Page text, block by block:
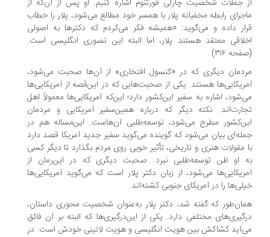
جملات شخصیت چارلی فورتنوم اشاره کنیم. او پس از آن‌که از
رابطه مخفیانه پلار با همسر خود مطالع می‌شود، پلار را خطاب
داده و می‌گوید: «همیشه فکر می‌کردم که دکترها به اصولی
معتقد هستند پلار، اما البته این تصوری انگلیسی است.
۳۱۶)‌
دیگری که در «کنسول افتخاری» از آن‌ها صحبت می‌شود،
هستند. یکی از صحبت‌هایی که در این‌قصه از آمریکایی‌ها
اشاره به سفیر این‌کشور دارد؛ این‌که آمریکایی‌ها معمولاً اهل
نکته دیگر که درباره همین‌سفیر آمریکایی و مردمان
مطرح می‌شود، توسعه‌طلبی آن‌هاست. این‌مساله هم در
بیان می‌شود که گوینده می‌گوید سفیر جدید آمریکا قصد دارد
مقولات هنری و تاریخی، تأثیر خوبی روی مردم بگذارد تا دیگر کسی
او ظن توسعه‌طلبی نبرد. صحبت دیگری که در این‌رمان از
می‌شود، از زبان دکتر پلار است که می‌گوید آمریکایی‌ها
را در آمریکای جنوبی کشته‌اند.
که گفته شد، دکتر پلار به‌عنوان شخصیت محوری داستان،
مختلفی دارد. یکی از این‌درگیری‌ها که البته بر آن فائق
کشاکش بین هویت انگلیسی و هویت لاتینی خودش است. در